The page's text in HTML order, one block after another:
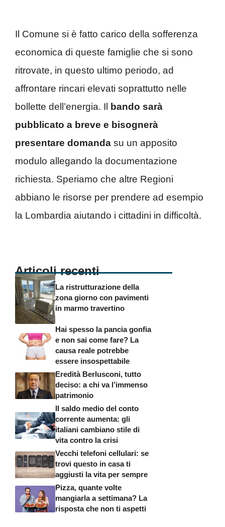
Il Comune si è fatto carico della sofferenza
economica di queste famiglie che si sono
ritrovate, in questo ultimo periodo, ad
affrontare rincari elevati soprattutto nelle
bollette dell’energia. Il
bando sarà
pubblicato a breve e bisognerà
presentare domanda su un apposito
modulo allegando la documentazione
richiesta. Speriamo che altre Regioni
abbiano le risorse per prendere ad esempio
la Lombardia aiutando i cittadini in difficoltà.
Articoli recenti
La ristrutturazione della
zona giorno con pavimenti
in marmo travertino
Hai spesso la pancia gonfia
e non sai come fare? La
causa reale potrebbe
essere insospettabile
Eredità Berlusconi, tutto
deciso: a chi va l’immenso
patrimonio
Il saldo medio del conto
corrente aumenta: gli
italiani cambiano stile di
vita contro la crisi
Vecchi telefoni cellulari: se
trovi questo in casa ti
aggiusti la vita per sempre
Pizza, quante volte
mangiarla a settimana? La
risposta che non ti aspetti